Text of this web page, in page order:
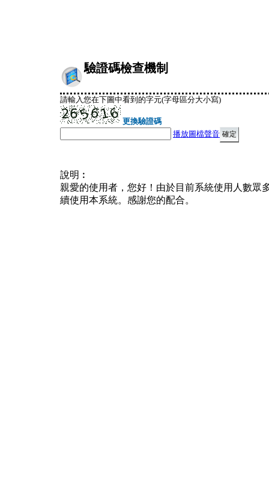
驗證碼檢查機制
請輸入您在下圖中看到的字元(字母區分大小寫)
更換驗證碼
播放圖檔聲音
說明︰
親愛的使用者，您好！由於目前系統使用人數眾
續使用本系統。感謝您的配合。